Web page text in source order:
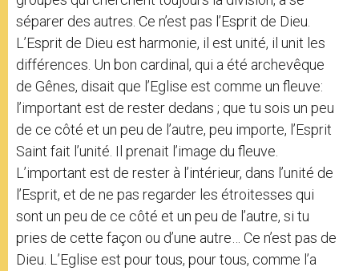
séparer des autres. Ce n’est pas l’Esprit de Dieu.
L’Esprit de Dieu est harmonie, il est unité, il unit les
différences. Un bon cardinal, qui a été archevêque
de Gênes, disait que l’Eglise est comme un fleuve:
l’important est de rester dedans ; que tu sois un peu
de ce côté et un peu de l’autre, peu importe, l’Esprit
Saint fait l’unité. Il prenait l’image du fleuve.
L’important est de rester à l’intérieur, dans l’unité de
l’Esprit, et de ne pas regarder les étroitesses qui
sont un peu de ce côté et un peu de l’autre, si tu
pries de cette façon ou d’une autre… Ce n’est pas de
Dieu. L’Eglise est pour tous, pour tous, comme l’a